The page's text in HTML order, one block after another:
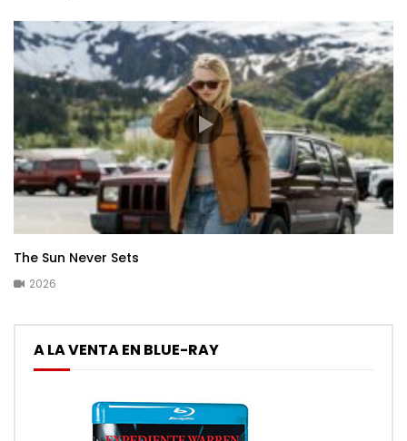
The Sun Never Sets
2026
A LA VENTA EN BLUE-RAY